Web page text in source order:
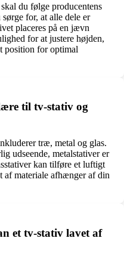
du følge producentens
for, at alle dele er
placeres på en jævn
for at justere højden,
position for optimal
til tv-stativ og
træ, metal og glas.
udseende, metalstativer er
kan tilføre et luftigt
af materiale afhænger af din
et tv-stativ lavet af